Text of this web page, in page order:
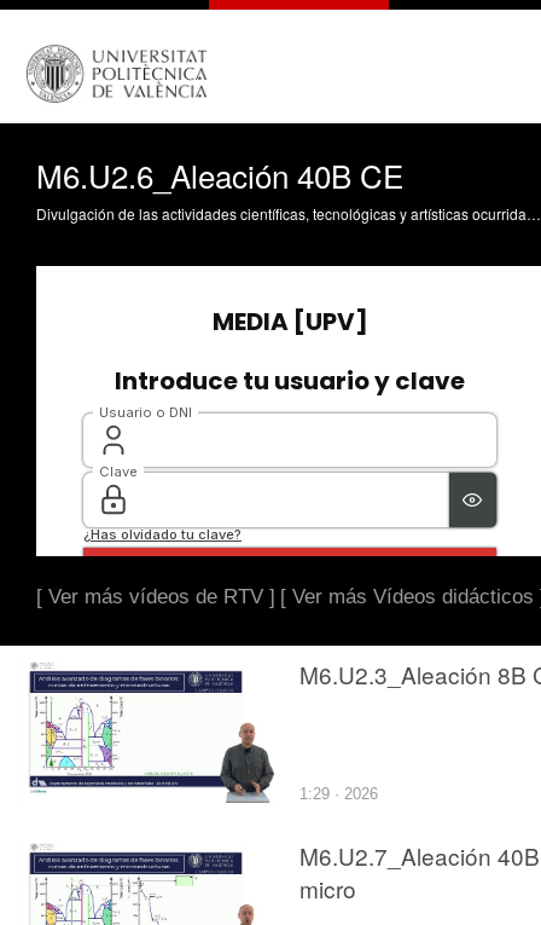
M6.U2.6_Aleación 40B CE
Divulgación de las actividades científicas, tecnológicas y artísticas ocurridas en los tres campus de la UPV
[ Ver más vídeos de RTV ] [ Ver más Vídeos didácticos
M6.U2.3_Aleación 8B
1:29 · 2026
M6.U2.7_Aleación 40B
micro